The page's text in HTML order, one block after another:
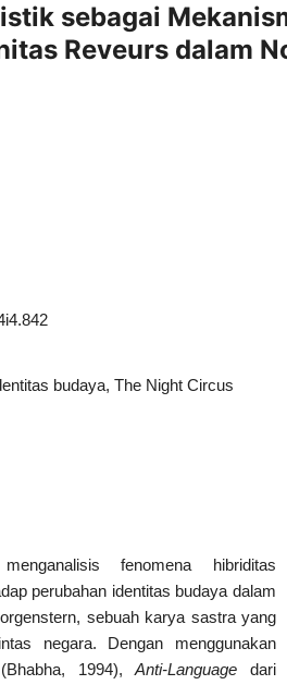
sebagai
Reveurs dalam
budaya, The Night Circus
fenomena hibriditas
perubahan identitas budaya dalam
sebuah karya sastra yang
negara. Dengan menggunakan
1994),Anti-Language dari